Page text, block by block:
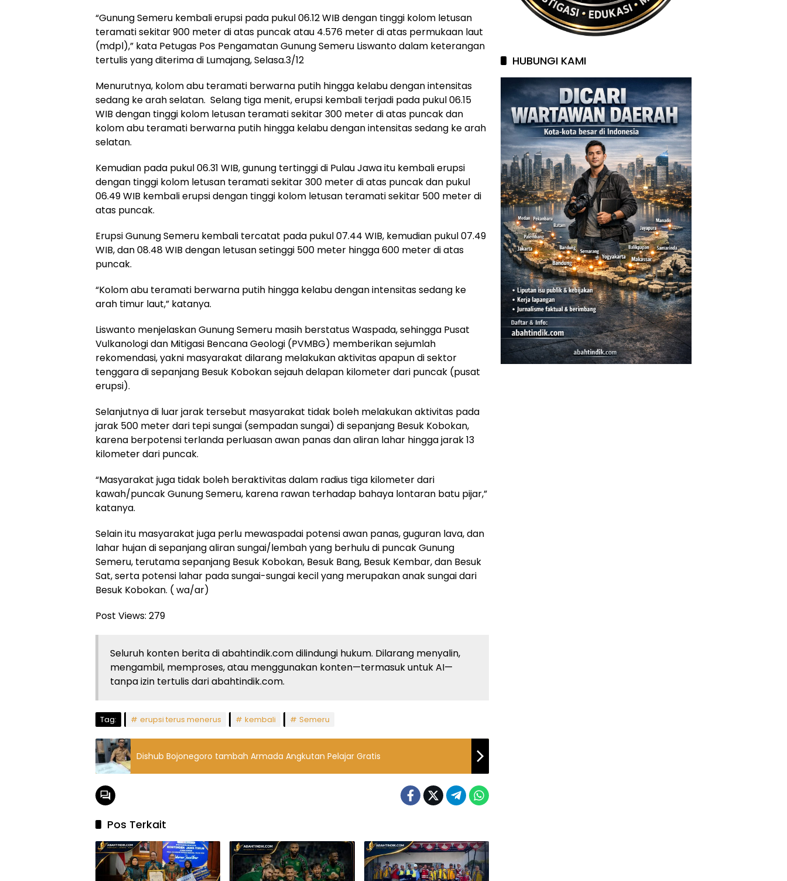
“Gunung Semeru kembali erupsi pada pukul 06.12 WIB dengan tinggi kolom letusan
teramati sekitar 900 meter di atas puncak atau 4.576 meter di atas permukaan laut
(mdpl),” kata Petugas Pos Pengamatan Gunung Semeru Liswanto dalam keterangan
tertulis yang diterima di Lumajang, Selasa.3/12
Menurutnya, kolom abu teramati berwarna putih hingga kelabu dengan intensitas
sedang ke arah selatan. Selang tiga menit, erupsi kembali terjadi pada pukul 06.15
WIB dengan tinggi kolom letusan teramati sekitar 300 meter di atas puncak dan
kolom abu teramati berwarna putih hingga kelabu dengan intensitas sedang ke arah
selatan.
Kemudian pada pukul 06.31 WIB, gunung tertinggi di Pulau Jawa itu kembali erupsi
dengan tinggi kolom letusan teramati sekitar 300 meter di atas puncak dan pukul
06.49 WIB kembali erupsi dengan tinggi kolom letusan teramati sekitar 500 meter di
atas puncak.
Erupsi Gunung Semeru kembali tercatat pada pukul 07.44 WIB, kemudian pukul 07.49
WIB, dan 08.48 WIB dengan letusan setinggi 500 meter hingga 600 meter di atas
puncak.
“Kolom abu teramati berwarna putih hingga kelabu dengan intensitas sedang ke
arah timur laut,” katanya.
Liswanto menjelaskan Gunung Semeru masih berstatus Waspada, sehingga Pusat
Vulkanologi dan Mitigasi Bencana Geologi (PVMBG) memberikan sejumlah
rekomendasi, yakni masyarakat dilarang melakukan aktivitas apapun di sektor
tenggara di sepanjang Besuk Kobokan sejauh delapan kilometer dari puncak (pusat
erupsi).
Selanjutnya di luar jarak tersebut masyarakat tidak boleh melakukan aktivitas pada
jarak 500 meter dari tepi sungai (sempadan sungai) di sepanjang Besuk Kobokan,
karena berpotensi terlanda perluasan awan panas dan aliran lahar hingga jarak 13
kilometer dari puncak.
“Masyarakat juga tidak boleh beraktivitas dalam radius tiga kilometer dari
kawah/puncak Gunung Semeru, karena rawan terhadap bahaya lontaran batu pijar,”
katanya.
Selain itu masyarakat juga perlu mewaspadai potensi awan panas, guguran lava, dan
lahar hujan di sepanjang aliran sungai/lembah yang berhulu di puncak Gunung
Semeru, terutama sepanjang Besuk Kobokan, Besuk Bang, Besuk Kembar, dan Besuk
Sat, serta potensi lahar pada sungai-sungai kecil yang merupakan anak sungai dari
Besuk Kobokan. ( wa/ar)
Post Views: 279
Seluruh konten berita di abahtindik.com dilindungi hukum. Dilarang menyalin,
mengambil, memproses, atau menggunakan konten—termasuk untuk AI—
tanpa izin tertulis dari abahtindik.com.
Tag: erupsi terus menerus kembali Semeru
Dishub Bojonegoro tambah Armada Angkutan Pelajar Gratis
Pos Terkait
HUBUNGI KAMI